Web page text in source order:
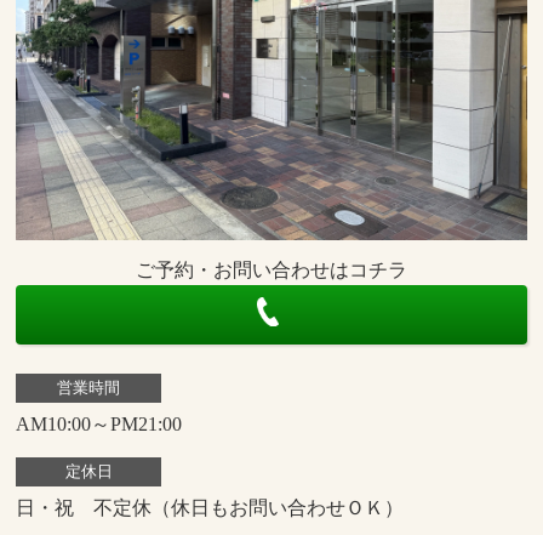
ご予約・お問い合わせはコチラ
営業時間
AM10:00～PM21:00
定休日
日・祝 不定休（休日もお問い合わせＯＫ）